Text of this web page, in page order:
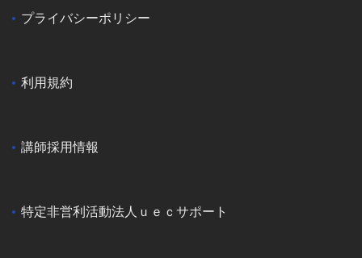
プライバシーポリシー
利用規約
講師採用情報
特定非営利活動法人ｕｅｃサポート